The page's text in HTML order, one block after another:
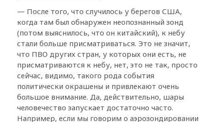
— После того, что случилось у берегов США,
когда там был обнаружен неопознанный зонд
(потом выяснилось, что он китайский), к небу
стали больше присматриваться. Это не значит,
что ПВО других стран, у которых они есть, не
присматриваются к небу, нет, это не так, просто
сейчас, видимо, такого рода события
политически окрашены и привлекают очень
большое внимание. Да, действительно, шары
человечество запускает достаточно часто.
Например, если мы говорим о аэрозондировании